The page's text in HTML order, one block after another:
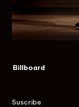
Billboard
Suscribe